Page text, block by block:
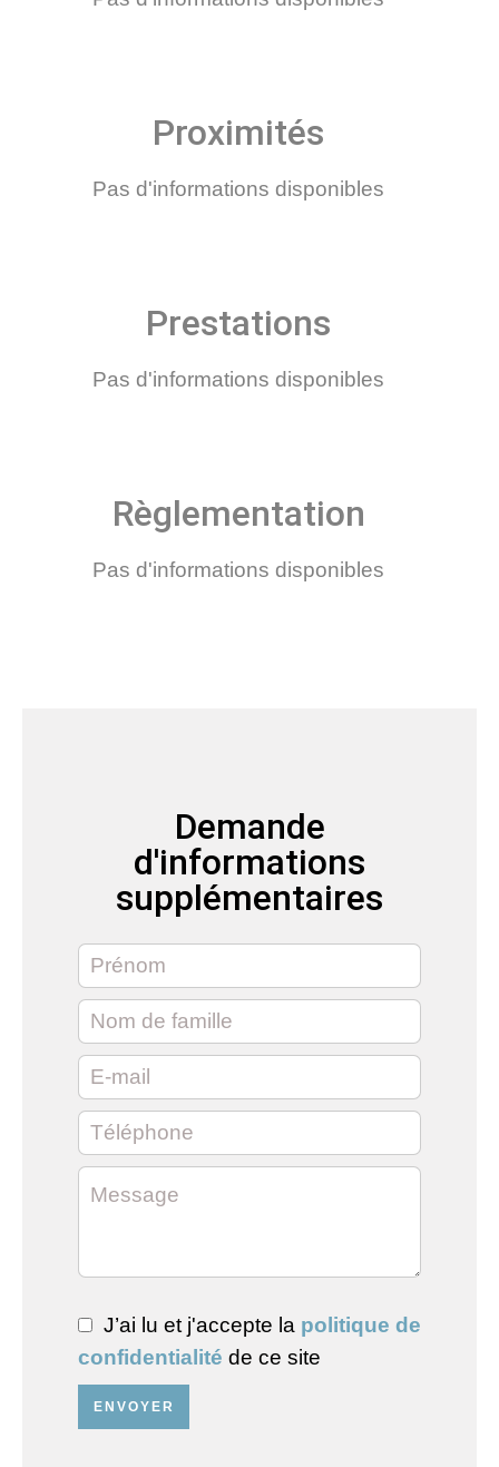
Proximités
Pas d'informations disponibles
Prestations
Pas d'informations disponibles
Règlementation
Pas d'informations disponibles
Demande
d'informations
supplémentaires
J’ai lu et j'accepte la politique de
confidentialité de ce site
ENVOYER